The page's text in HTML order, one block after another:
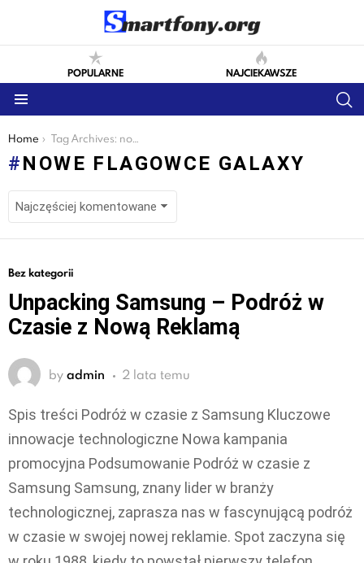
POPULARNE NAJCIEKAWSZE
You are here:
Home Tag Archives: nowe flagowce galaxy
NOWE FLAGOWCE GALAXY
LATEST
Bez kategorii
Unpacking Samsung – Podróż w
Czasie z Nową Reklamą
by admin 2 lata temu
Spis treści Podróż w czasie z Samsung Kluczowe
innowacje technologiczne Nowa kampania
promocyjna Podsumowanie Podróż w czasie z
Samsung Samsung, znany lider w branży
technologicznej, zaprasza nas w fascynującą podróż
w czasie w swojej nowej reklamie. Spot zaczyna się